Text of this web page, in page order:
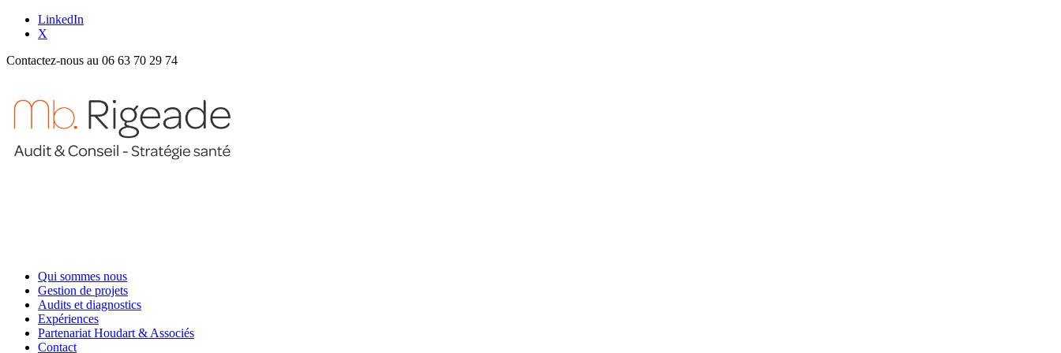
LinkedIn
X
Contactez-nous au 06 63 70 29 74
Qui sommes nous
Gestion de projets
Audits et diagnostics
Expériences
Partenariat Houdart & Associés
Contact